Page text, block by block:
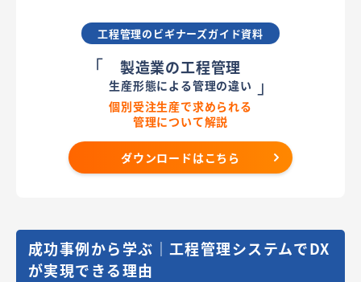
工程管理のビギナーズガイド資料
「 製造業の工程管理
」
生産形態による管理の違い
個別受注生産で求められる
管理について解説
ダウンロードはこちら
成功事例から学ぶ｜工程管理システムでDX
が実現できる理由